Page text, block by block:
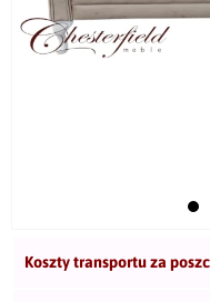
Koszty transportu za